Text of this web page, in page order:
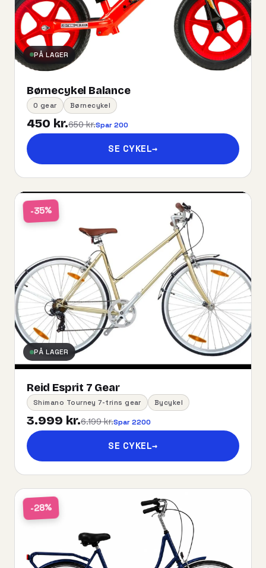
PÅ LAGER
Børnecykel Balance
0 gear Børnecykel
450 kr.650 kr.Spar 200
SE CYKEL→
-35%
PÅ LAGER
Reid Esprit 7 Gear
Shimano Tourney 7-trins gear Bycykel
3.999 kr.6.199 kr.Spar 2200
SE CYKEL→
-28%